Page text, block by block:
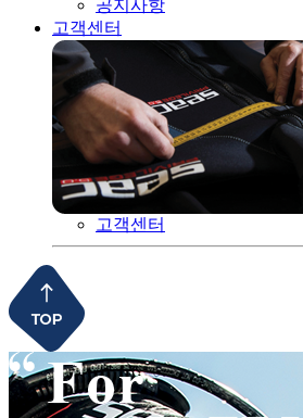
공지사항
고객센터
고객센터